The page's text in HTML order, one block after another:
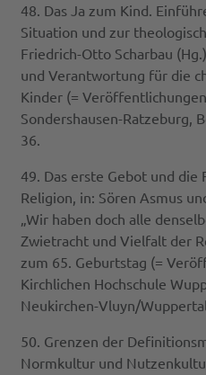
48. Das Ja zum Kind.
Situation und zur
Friedrich-Otto Scharbau
und Verantwortung für die
Kinder (=
Sondershausen-Ratzeburg,
36.
49. Das erste Gebot und die
Religion, in: Sören Asmus
„Wir haben doch alle
Zwietracht und Vielfalt der
zum 65. Geburtstag (=
Kirchlichen Hochschule
Neukirchen-Vluyn/
50. Grenzen der
Normkultur und